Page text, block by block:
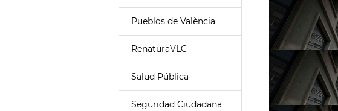
Pueblos de València
RenaturaVLC
Salud Pública
Seguridad Ciudadana